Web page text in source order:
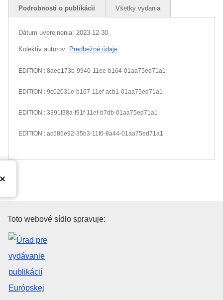
Podrobnosti o publikácii Všetky vydania
Dátum uverejnenia: 2023-12-30
Kolektiv autorov: Predbežné údaje
EDITION : 8aee173b-9940-11ee-b164-01aa75ed71a1
EDITION : 9c02031e-b167-11ef-acb1-01aa75ed71a1
EDITION : 3391f38a-f91f-11ef-b7db-01aa75ed71a1
EDITION : ac586e92-35b3-11f0-8a44-01aa75ed71a1
Úrad pre vydávanie publikácií
Toto webové sídlo spravuje: